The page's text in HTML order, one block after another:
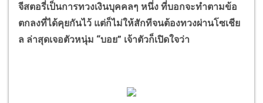
จีสตอรี่เป็นการทวงเงินบุคคลๆ หนึ่ง ที่บอกจะทำตามข้อ
ตกลงที่ได้คุยกันไว้ แต่ก็ไม่ให้สักทีจนต้องทวงผ่านโซเชีย
ล ล่าสุดเจอตัวหนุ่ม “บอย” เจ้าตัวก็เปิดใจว่า